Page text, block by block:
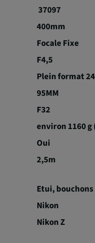
37097
400mm
Focale Fixe
F4,5
Plein format
95MM
F32
environ 1160
Oui
2,5m
Etui,
Nikon
Nikon Z